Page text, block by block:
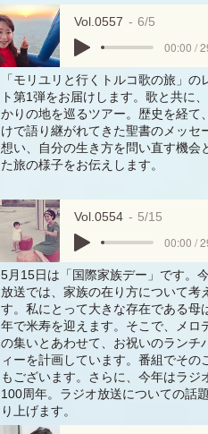
Vol.0557 6/5
00:00 /
「モリユリと行くトルコ歌の旅」の
ト第1弾をお届けします。歌と共に
かりの地を巡るツアー。歴史を経て
けで語り継がれてきた聖書のメッセ
想い、自分の生き方を問い直す機会
た旅の様子をお伝えします。
Vol.0554 5/15
00:00 /
5月15日は「国際家族デー」です。
放送では、家族の在り方について考
す。私にとって大きな存在である母
年で米寿を迎えます。そこで、メロ
の集いとあわせて、お祝いのランチ
ィーを計画しています。番組でその
もございます。さらに、今年はラジ
100周年。ラジオ放送についての話
り上げます。